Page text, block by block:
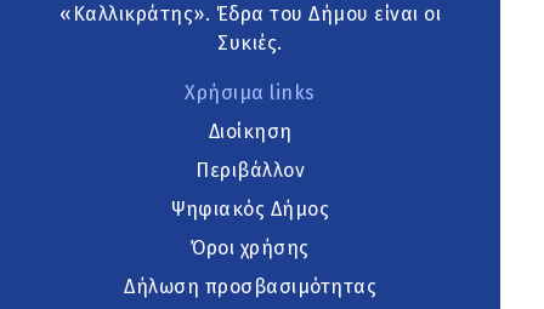
«Καλλικράτης». Έδρα του Δήμου είναι οι
Συκιές.
Χρήσιμα links
Διοίκηση
Περιβάλλον
Ψηφιακός Δήμος
Όροι χρήσης
Δήλωση προσβασιμότητας